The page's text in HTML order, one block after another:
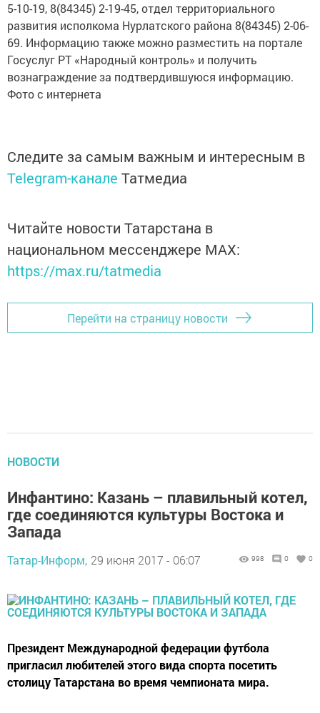
5-10-19, 8(84345) 2-19-45, отдел территориального
развития исполкома Нурлатского района 8(84345) 2-06-
69. Информацию также можно разместить на портале
Госуслуг РТ «Народный контроль» и получить
вознаграждение за подтвердившуюся информацию.
Фото с интернета
Следите за самым важным и интересным в
Telegram-канале Татмедиа
Читайте новости Татарстана в
национальном мессенджере MАХ:
https://max.ru/tatmedia
Перейти на страницу новости
НОВОСТИ
Инфантино: Казань – плавильный котел,
где соединяются культуры Востока и
Запада
Татар-Информ, 29 июня 2017 - 06:07 998 0 0
Президент Международной федерации футбола
пригласил любителей этого вида спорта посетить
столицу Татарстана во время чемпионата мира.